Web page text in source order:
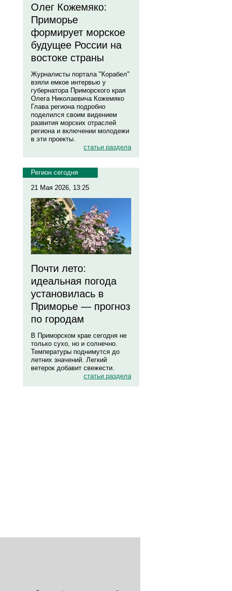
Олег Кожемяко:
Приморье
формирует морское
будущее России на
востоке страны
Журналисты портала "Корабел"
взяли емкое интервью у
губернатора Приморского края
Олега Николаевича Кожемяко
Глава региона подробно
поделился своим видением
развития морских отраслей
региона и включении молодежи
в эти проекты.
статьи раздела
Регион сегодня
21 Мая 2026, 13:25
Почти лето:
идеальная погода
установилась в
Приморье — прогноз
по городам
В Приморском крае сегодня не
только сухо, но и солнечно.
Температуры поднимутся до
летних значений. Легкий
ветерок добавит свежести.
статьи раздела